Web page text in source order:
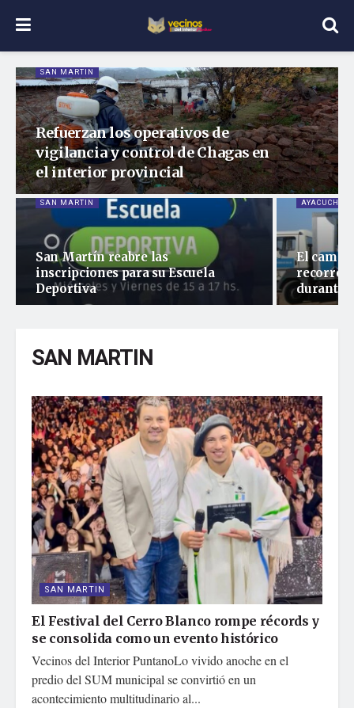
SAN MARTIN
Refuerzan los operativos de
vigilancia y control de Chagas en
el interior provincial
SAN MARTIN
San Martín reabre las
inscripciones para su Escuela
Deportiva
AYACUCHO
El
durante
SAN MARTIN
SAN MARTIN
El Festival del Cerro Blanco rompe récords y
se consolida como un evento histórico
Vecinos del Interior PuntanoLo vivido anoche en el
predio del SUM municipal se convirtió en un
acontecimiento multitudinario al...